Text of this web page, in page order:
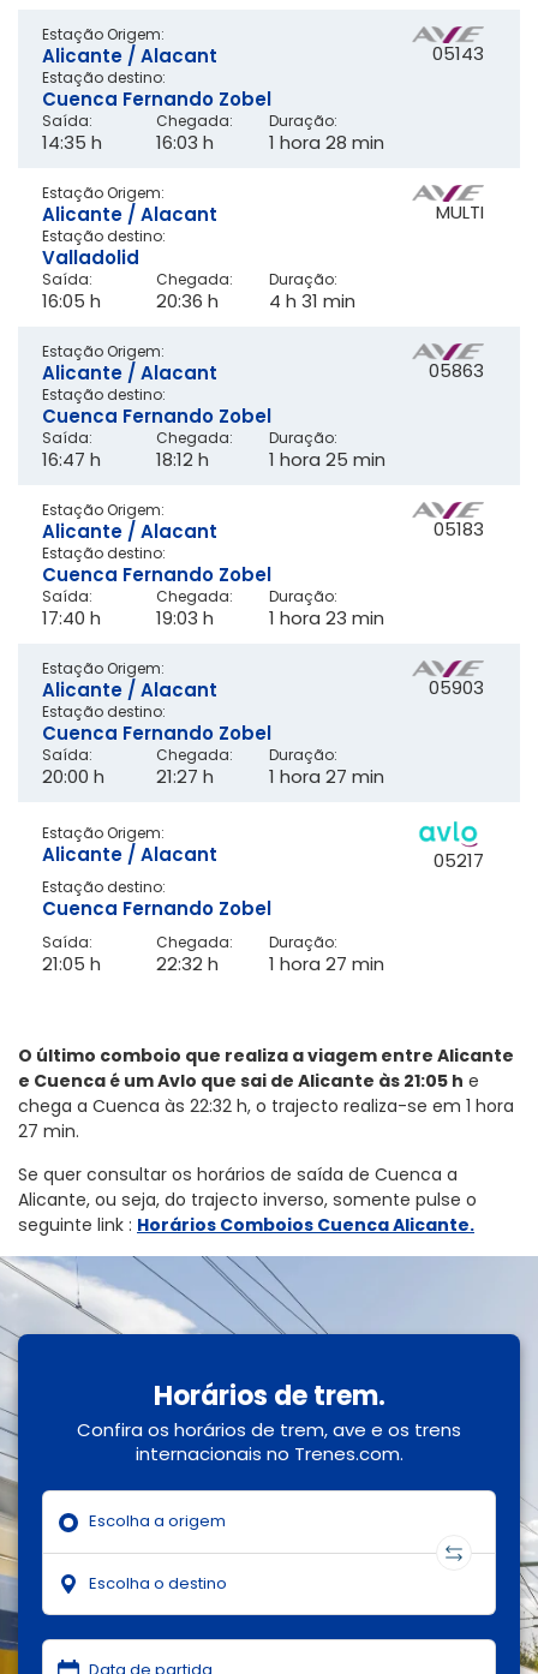
05143
Saída:
14:35 h
Chegada:
16:03 h
Duração:
1 hora 28 min
Estação Origem:
Alicante / Alacant
Estação destino:
Cuenca Fernando Zobel
MULTI
Saída:
16:05 h
Chegada:
20:36 h
Duração:
4 h 31 min
Estação Origem:
Alicante / Alacant
Estação destino:
Valladolid
05863
Saída:
16:47 h
Chegada:
18:12 h
Duração:
1 hora 25 min
Estação Origem:
Alicante / Alacant
Estação destino:
Cuenca Fernando Zobel
05183
Saída:
17:40 h
Chegada:
19:03 h
Duração:
1 hora 23 min
Estação Origem:
Alicante / Alacant
Estação destino:
Cuenca Fernando Zobel
05903
Saída:
20:00 h
Chegada:
21:27 h
Duração:
1 hora 27 min
Estação Origem:
Alicante / Alacant
Estação destino:
Cuenca Fernando Zobel
05217
Saída:
21:05 h
Chegada:
22:32 h
Duração:
1 hora 27 min
Estação Origem:
Alicante / Alacant
Estação destino:
Cuenca Fernando Zobel
O último comboio que realiza a viagem entre Alicante
e Cuenca é um Avlo que sai de Alicante às 21:05 h e
chega a Cuenca às 22:32 h, o trajecto realiza-se em 1 hora
27 min.
Se quer consultar os horários de saída de Cuenca a
Alicante, ou seja, do trajecto inverso, somente pulse o
seguinte link : Horários Comboios Cuenca Alicante.
Horários de trem.
Confira os horários de trem, ave e os trens
internacionais no Trenes.com.